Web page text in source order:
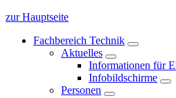
zur Hauptseite
Fachbereich Technik
Aktuelles
Informationen für
Infobildschirme
Personen